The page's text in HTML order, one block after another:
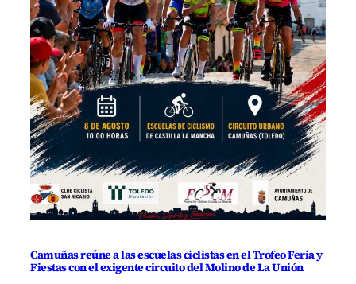
Camuñas reúne a las escuelas ciclistas en el Trofeo Feria y
Fiestas con el exigente circuito del Molino de La Unión